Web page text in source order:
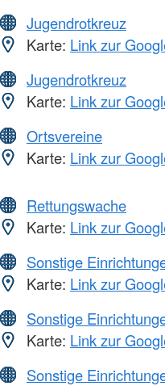
Jugendrotkreuz
Karte: Link zur
Jugendrotkreuz
Karte: Link zur
Ortsvereine
Karte: Link zur
Rettungswache
Karte: Link zur
Sonstige
Karte: Link zur
Sonstige
Karte: Link zur
Sonstige